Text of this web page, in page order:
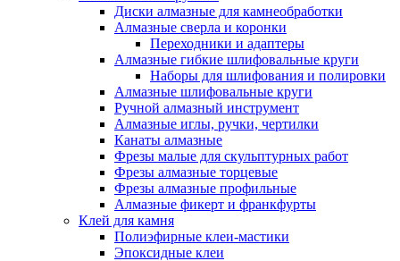
Диски алмазные для камнеобработки
Алмазные сверла и коронки
Переходники и адаптеры
Алмазные гибкие шлифовальные круги
Наборы для шлифования и полировки
Алмазные шлифовальные круги
Ручной алмазный инструмент
Алмазные иглы, ручки, чертилки
Канаты алмазные
Фрезы малые для скульптурных работ
Фрезы алмазные торцевые
Фрезы алмазные профильные
Алмазные фикерт и франкфурты
Клей для камня
Полиэфирные клеи-мастики
Эпоксидные клеи